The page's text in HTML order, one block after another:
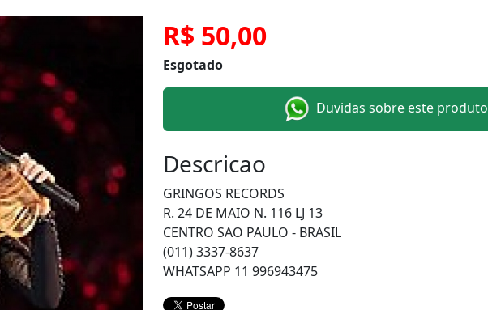
R$ 50,00
Esgotado
Duvidas sobre este produto
Descricao
GRINGOS RECORDS
R. 24 DE MAIO N. 116 LJ 13
CENTRO SAO PAULO - BRASIL
(011) 3337-8637
WHATSAPP 11 996943475